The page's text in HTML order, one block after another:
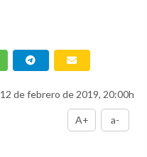
12 de febrero de 2019, 20:00h
A+ a-